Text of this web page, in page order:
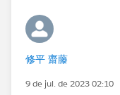
て、挙動がイメー
してみるといいか
みたいな感じでし
修平 齋藤
9 de jul. de 2023 02:10